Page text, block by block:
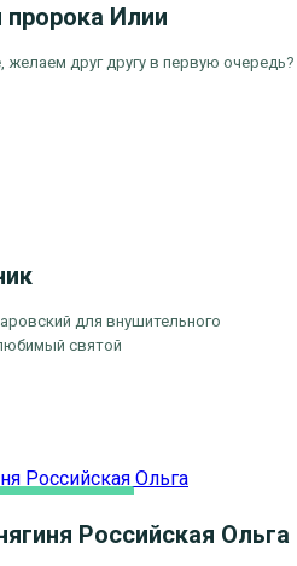
Илии
друг другу в первую очередь?
для внушительного
святой
Российская Ольга